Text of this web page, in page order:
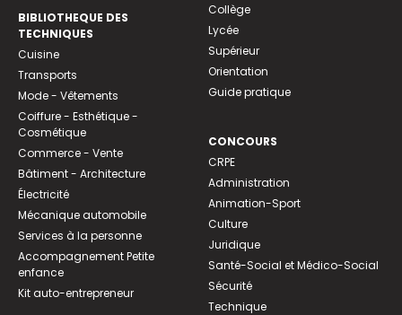
BIBLIOTHEQUE DES
TECHNIQUES
Cuisine
Transports
Mode - Vêtements
Coiffure - Esthétique -
Cosmétique
Commerce - Vente
Bâtiment - Architecture
Électricité
Mécanique automobile
Services à la personne
Accompagnement Petite
enfance
Kit auto-entrepreneur
Collège
Lycée
Supérieur
Orientation
Guide pratique
CONCOURS
CRPE
Administration
Animation-Sport
Culture
Juridique
Santé-Social et Médico-Social
Sécurité
Technique